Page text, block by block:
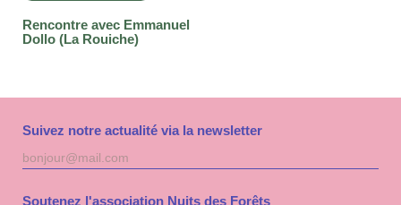
Rencontre avec Emmanuel
Dollo (La Rouiche)
Suivez notre actualité via la newsletter
Adresse
mail
à
Soutenez l'association Nuits des Forêts